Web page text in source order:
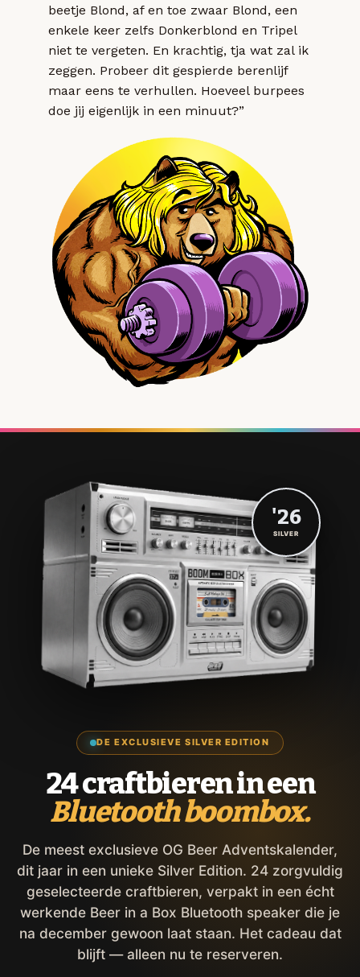
beetje Blond, af en toe zwaar Blond, een
enkele keer zelfs Donkerblond en Tripel
niet te vergeten. En krachtig, tja wat zal ik
zeggen. Probeer dit gespierde berenlijf
maar eens te verhullen. Hoeveel burpees
doe jij eigenlijk in een minuut?”
DE EXCLUSIEVE SILVER EDITION
24 craftbieren in een
Bluetooth boombox.
De meest exclusieve OG Beer Adventskalender,
dit jaar in een unieke Silver Edition. 24 zorgvuldig
geselecteerde craftbieren, verpakt in een écht
werkende Beer in a Box Bluetooth speaker die je
na december gewoon laat staan. Het cadeau dat
blijft — alleen nu te reserveren.
'26
SILVER